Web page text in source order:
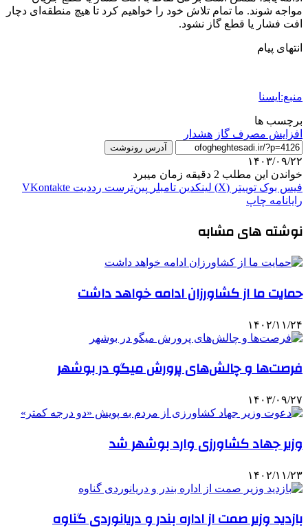
مواجه شوند. ما تمام تلاش خود را خواهیم کرد تا هیچ منطقه‌ای دچار
افت فشار یا قطع گاز نشود.
انتهای پیام
منبع:ایسنا
برچسب ها
افزایش مصرف گاز هشدار
آدرس رونوشت
۱۴۰۳/۰۹/۲۲
خواندن این مطلب 2 دقیقه زمان میبرد
فیس بوک توییتر (X) لینکدین ‫تامبلر ‫پین‌ترست ‫رددیت ‫VKontakte
رایانامه چاپ
نوشته های مشابه
حمایت ما از کشاورزان ادامه خواهد داشت
۱۴۰۲/۱۱/۲۴
فرصت‌ها و چالش‌های پرورش میگو در بوشهر
۱۴۰۳/۰۹/۲۷
وزیر جهاد کشاورزی وارد بوشهر شد
۱۴۰۲/۱۱/۲۳
بازدید وزیر صمت از اداره بندر و دریانوردی گناوه